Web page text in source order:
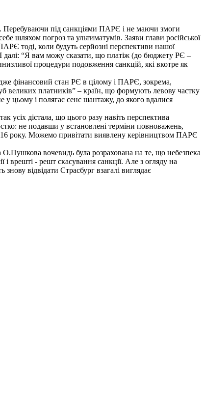
Перебуваючи під санкціями ПАРЄ і не маючи змоги
шляхом погроз та ультиматумів. Заяви глави російської
тоді, коли будуть серйозні перспективи нашої
І далі: “Я вам можу сказати, що платіж (до бюджету РЄ –
процедури подовження санкцій, які вкотре як
фінансовий стан РЄ в цілому і ПАРЄ, зокрема,
великих платників” – країн, що формують левову частку
цьому і полягає сенс шантажу, до якого вдалися
дістала, що цього разу навіть перспектива
не подавши у встановлені терміни повноважень,
року. Можемо привітати виявлену керівництвом ПАРЄ
О.Пушкова вочевидь була розрахована на те, що небезпека
врешті - решт скасування санкції. Але з огляду на
відвідати Страсбург взагалі виглядає